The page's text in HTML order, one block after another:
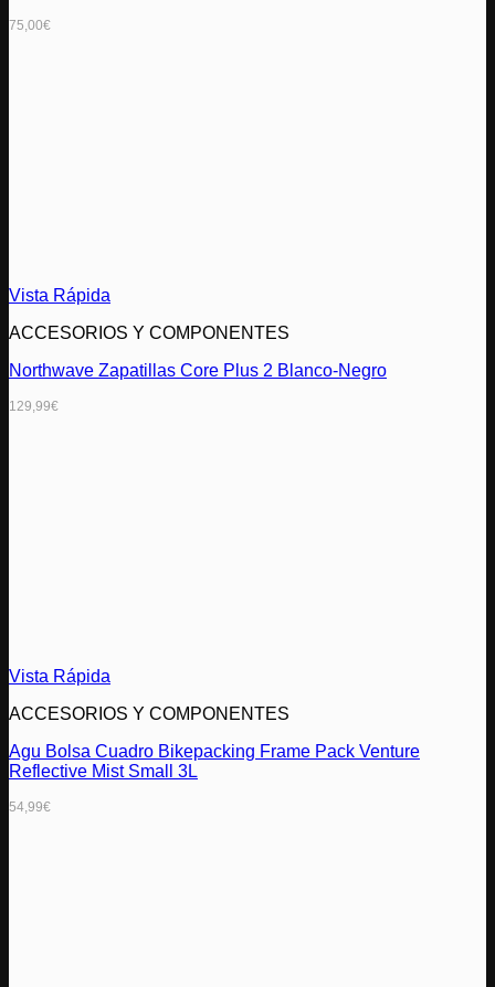
75,00€
Vista Rápida
ACCESORIOS Y COMPONENTES
Northwave Zapatillas Core Plus 2 Blanco-Negro
129,99€
Vista Rápida
ACCESORIOS Y COMPONENTES
Agu Bolsa Cuadro Bikepacking Frame Pack Venture
Reflective Mist Small 3L
54,99€